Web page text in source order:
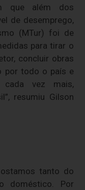
que além dos
de desemprego,
(MTur) foi de
para tirar o
concluir obras
por todo o país e
cada vez mais,
resumiu Gilson
tanto do
doméstico. Por